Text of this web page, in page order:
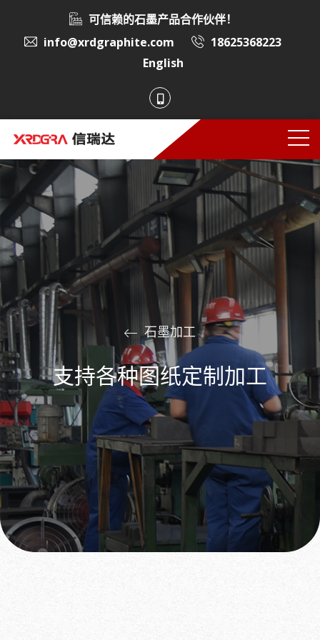
可信赖的石墨产品合作伙伴！
info@xrdgraphite.com
18625368223
English
石墨加工
支持各种图纸定制加工